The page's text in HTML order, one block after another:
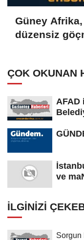
Güney
düzensiz
ÇOK OKUNAN
AFAD
ve
İLGINIZI
Sorgun